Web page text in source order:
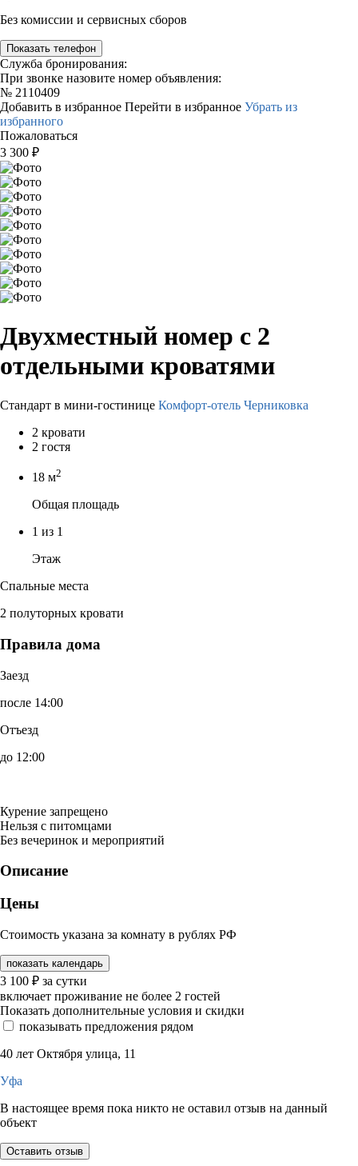
Без комиссии и сервисных сборов
Показать телефон
Служба бронирования:
При звонке назовите номер объявления:
№ 2110409
Добавить в избранное Перейти в избранное Убрать из
избранного
Пожаловаться
3 300 ₽
Двухместный номер с 2
отдельными кроватями
Стандарт в мини-гостинице Комфорт-отель Черниковка
2 кровати
2 гостя
18 м2
Общая площадь
1 из 1
Этаж
Спальные места
2 полуторных кровати
Правила дома
Заезд
после 14:00
Отъезд
до 12:00
Курение запрещено
Нельзя с питомцами
Без вечеринок и мероприятий
Описание
Цены
Стоимость указана за комнату в рублях РФ
показать календарь
3 100 ₽ за сутки
включает проживание не более 2 гостей
Показать дополнительные условия и скидки
показывать предложения рядом
40 лет Октября улица, 11
Уфа
В настоящее время пока никто не оставил отзыв на данный
объект
Оставить отзыв